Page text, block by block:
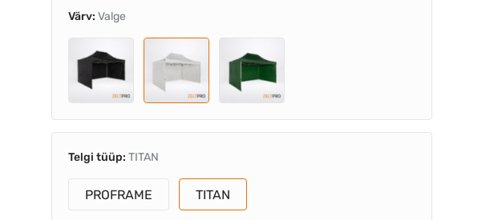
Värv: Valge
Telgi tüüp: TITAN
PROFRAME TITAN